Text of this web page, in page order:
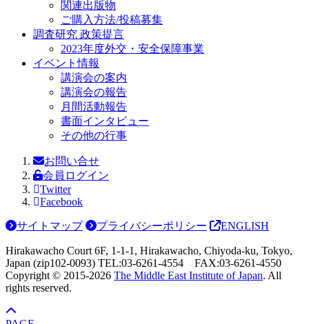
関連出版物
ご購入方法/投稿募集
調査研究 政策提言
2023年度外交・安全保障事業
イベント情報
講演会の案内
講演会の報告
月間活動報告
書面インタビュー
その他の行事
お問い合せ
会員ログイン
Twitter
Facebook
サイトマップ プライバシーポリシー ENGLISH
Hirakawacho Court 6F, 1-1-1, Hirakawacho, Chiyoda-ku, Tokyo,
Japan (zip102-0093) TEL:03-6261-4554 FAX:03-6261-4550
Copyright © 2015-2026 The Middle East Institute of Japan. All
rights reserved.